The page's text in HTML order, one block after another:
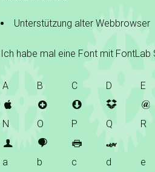
Unterstützung alter Webbrowser
Ich habe mal eine Font mit
A B C D E
A B C D E
N O P Q R
N O P Q
a b c d e